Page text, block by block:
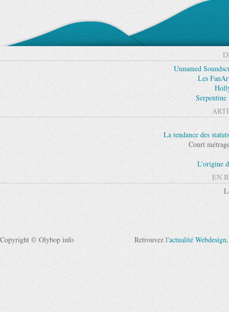
Unnamed
Les
Serpentine
La tendance des
Court
L’origine
EN
Copyright © Olybop info Retrouvez l'actualité Webdesign